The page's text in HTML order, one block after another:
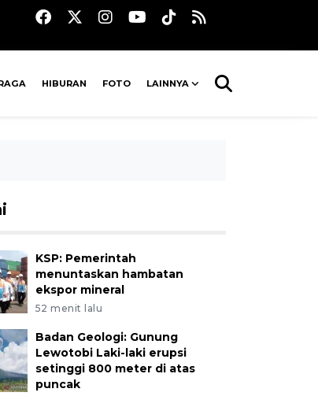
HIBURAN FOTO LAINNYA
KSP: Pemerintah
menuntaskan hambatan
ekspor mineral
52 menit lalu
Badan Geologi: Gunung
Lewotobi Laki-laki erupsi
setinggi 800 meter di atas
puncak